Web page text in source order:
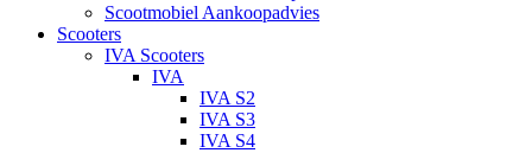
Scootmobiel Aankoopadvies
Scooters
IVA Scooters
IVA
IVA S2
IVA S3
IVA S4